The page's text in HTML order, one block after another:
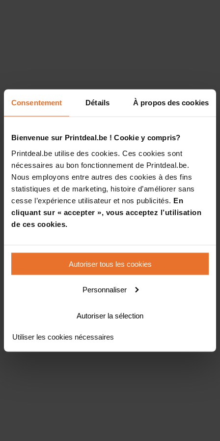
Consentement Détails À propos des cookies
Bienvenue sur Printdeal.be ! Cookie y compris?
Printdeal.be utilise des cookies. Ces cookies sont
nécessaires au bon fonctionnement de Printdeal.be.
Nous employons entre autres des cookies à des fins
statistiques et de marketing, histoire d’améliorer sans
cesse l’expérience utilisateur et nos publicités. En
cliquant sur « accepter », vous acceptez l’utilisation
de ces cookies.
Autoriser tous les cookies
Personnaliser
Autoriser la sélection
Utiliser les cookies nécessaires